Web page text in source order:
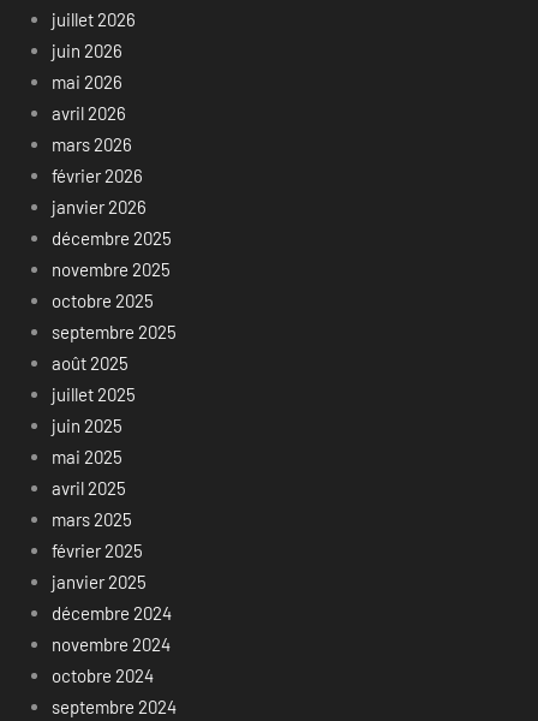
juillet 2026
juin 2026
mai 2026
avril 2026
mars 2026
février 2026
janvier 2026
décembre 2025
novembre 2025
octobre 2025
septembre 2025
août 2025
juillet 2025
juin 2025
mai 2025
avril 2025
mars 2025
février 2025
janvier 2025
décembre 2024
novembre 2024
octobre 2024
septembre 2024